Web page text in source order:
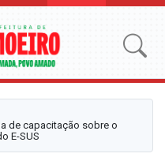
de capacitação sobre o
E-SUS